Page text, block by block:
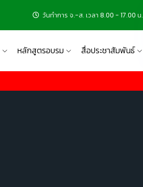
วันทำการ จ.-ส. เวลา 8.00 - 17.00 น.
หลักสูตรอบรม สื่อประชาสัมพันธ์